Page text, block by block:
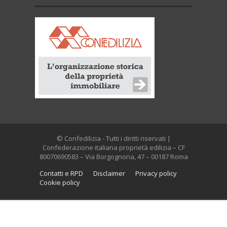
© Confedilizia - Tutti i diritti riservati |
Confederazione italiana proprietà edilizia – CF
80070690583 – Via Borgognona, 47 – 00187 Roma
Contatti e RPD
Disclaimer
Privacy policy
Cookie policy